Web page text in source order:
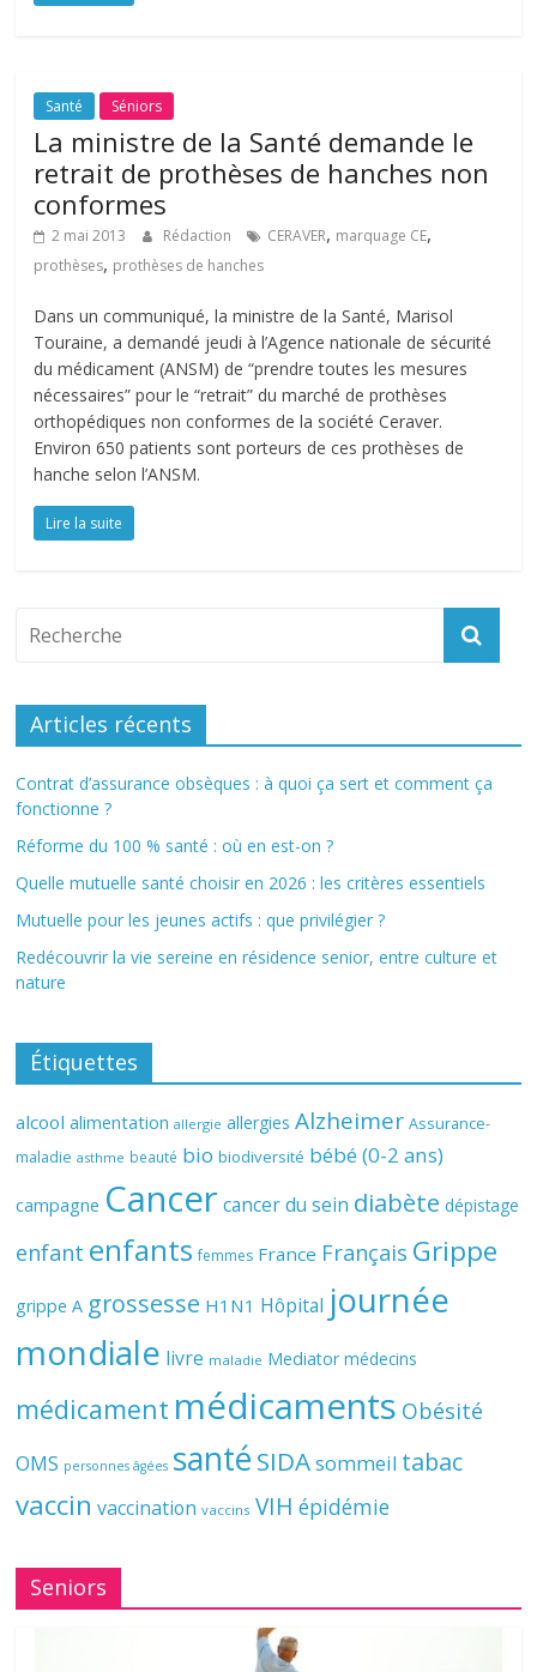
Santé Séniors
La ministre de la Santé demande le
retrait de prothèses de hanches non
conformes
2 mai 2013 Rédaction CERAVER, marquage CE,
prothèses, prothèses de hanches
Dans un communiqué, la ministre de la Santé, Marisol
Touraine, a demandé jeudi à l’Agence nationale de sécurité
du médicament (ANSM) de “prendre toutes les mesures
nécessaires” pour le “retrait” du marché de prothèses
orthopédiques non conformes de la société Ceraver.
Environ 650 patients sont porteurs de ces prothèses de
hanche selon l’ANSM.
Lire la suite
Articles récents
Contrat d’assurance obsèques : à quoi ça sert et comment ça
fonctionne ?
Réforme du 100 % santé : où en est-on ?
Quelle mutuelle santé choisir en 2026 : les critères essentiels
Mutuelle pour les jeunes actifs : que privilégier ?
Redécouvrir la vie sereine en résidence senior, entre culture et
nature
Étiquettes
alcool alimentation allergie allergies Alzheimer Assurance-
maladie asthme beauté bio biodiversité bébé (0-2 ans)
campagne Cancer cancer du sein diabète dépistage
enfant enfants femmes France Français Grippe
grippe A grossesse H1N1 Hôpital journée
mondiale livre maladie Mediator médecins
médicament médicaments Obésité
OMS personnes âgées santé SIDAsommeil tabac
vaccin vaccination vaccins VIH épidémie
Seniors